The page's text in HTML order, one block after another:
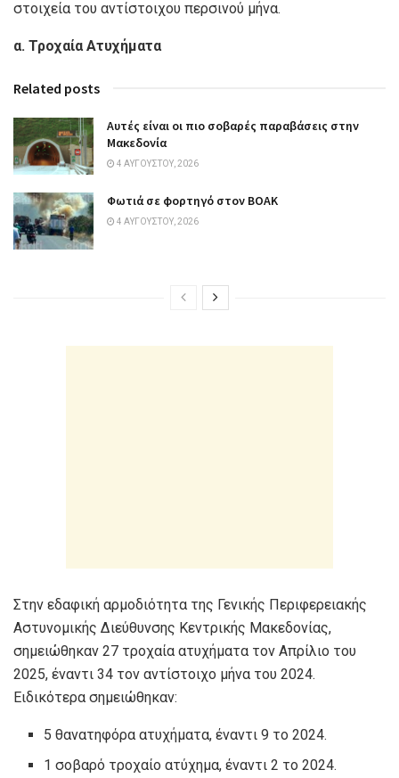
στοιχεία του αντίστοιχου περσινού μήνα.
α. Τροχαία Ατυχήματα
Related posts
Αυτές είναι οι πιο σοβαρές παραβάσεις στην
Μακεδονία
4 ΑΥΓΟΎΣΤΟΥ, 2026
Φωτιά σε φορτηγό στον ΒΟΑΚ
4 ΑΥΓΟΎΣΤΟΥ, 2026
Στην εδαφική αρμοδιότητα της Γενικής Περιφερειακής
Αστυνομικής Διεύθυνσης Κεντρικής Μακεδονίας,
σημειώθηκαν 27 τροχαία ατυχήματα τον Απρίλιο του
2025, έναντι 34 τον αντίστοιχο μήνα του 2024.
Ειδικότερα σημειώθηκαν:
5 θανατηφόρα ατυχήματα, έναντι 9 το 2024.
1 σοβαρό τροχαίο ατύχημα, έναντι 2 το 2024.